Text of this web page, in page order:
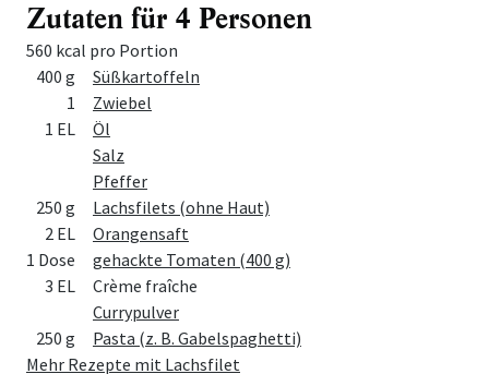
Zutaten für 4 Personen
560 kcal pro Portion
Menge Zutat
400 g
Süßkartoffeln
1
Zwiebel
1 EL
Öl
Salz
Pfeffer
250 g
Lachsfilets (ohne Haut)
2 EL
Orangensaft
1 Dose
gehackte Tomaten (400 g)
3 EL
Crème fraîche
Currypulver
250 g
Pasta (z. B. Gabelspaghetti)
Mehr Rezepte mit Lachsfilet